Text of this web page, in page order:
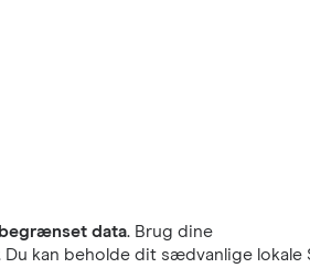
data. Brug dine
kan beholde dit sædvanlige lokale